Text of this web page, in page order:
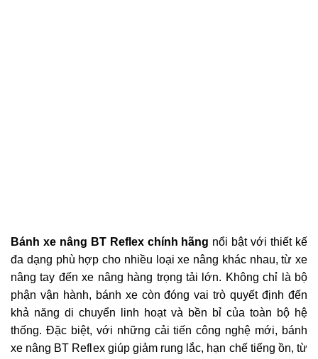
Bánh xe nâng BT Reflex chính hãng nổi bật với thiết kế
đa dạng phù hợp cho nhiều loại xe nâng khác nhau, từ xe
nâng tay đến xe nâng hàng trọng tải lớn. Không chỉ là bộ
phận vận hành, bánh xe còn đóng vai trò quyết định đến
khả năng di chuyển linh hoạt và bền bỉ của toàn bộ hệ
thống. Đặc biệt, với những cải tiến công nghệ mới, bánh
xe nâng BT Reflex giúp giảm rung lắc, hạn chế tiếng ồn, từ